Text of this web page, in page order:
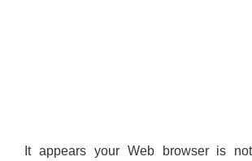
It appears your Web browser is